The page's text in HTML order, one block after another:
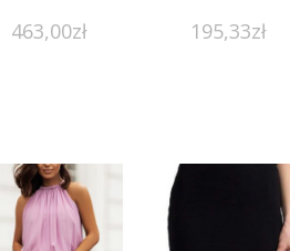
463,00zł 195,33zł